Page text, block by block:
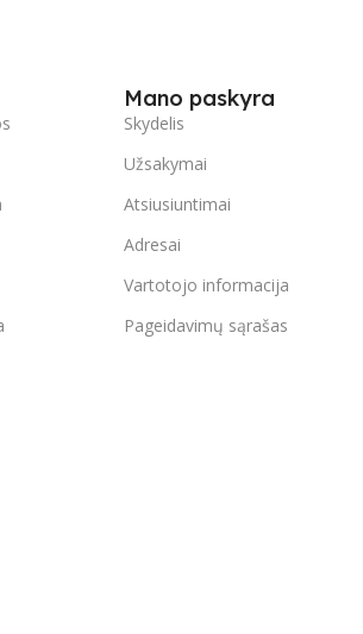
Mano paskyra
Skydelis
Užsakymai
Atsiusiuntimai
Adresai
Vartotojo informacija
Pageidavimų sąrašas